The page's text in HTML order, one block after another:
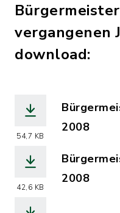
vergangenen
download:
54,7 KB
2008
42,6 KB
2008